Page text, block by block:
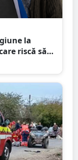
la
riscă să